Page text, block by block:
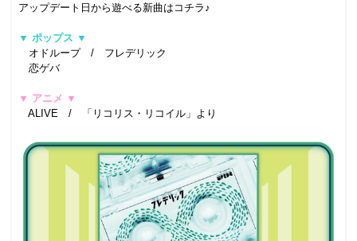
アップデート日から遊べる新曲はコチラ♪
▼ ポップス ▼
オドループ / フレデリック
恋ゲバ
▼ アニメ ▼
ALIVE / 「リコリス・リコイル」より